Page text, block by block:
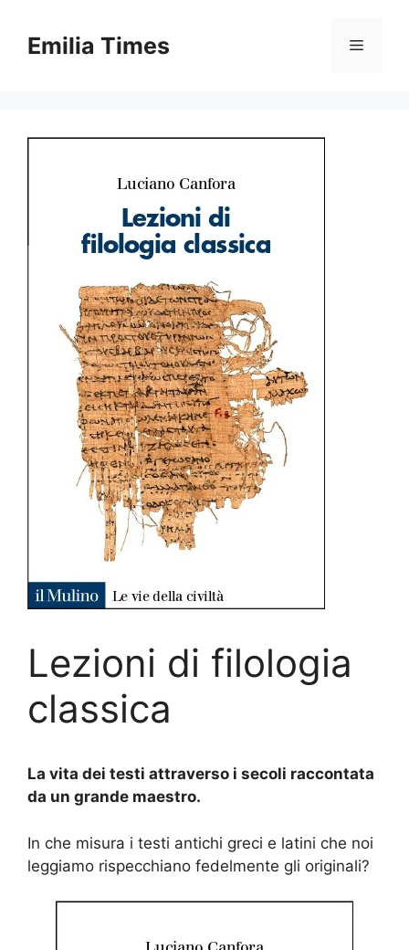
contentEmilia Times Menu
Lezioni di filologia
classica
La vita dei testi attraverso i secoli raccontata
da un grande maestro.
In che misura i testi antichi greci e latini che noi
leggiamo rispecchiano fedelmente gli originali?